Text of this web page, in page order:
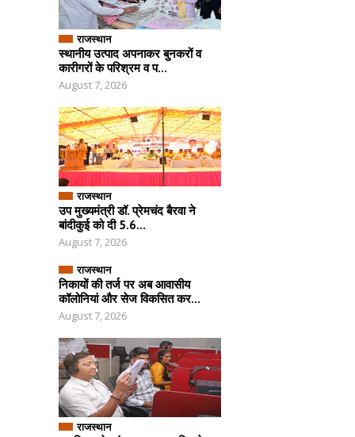
राजस्थान
स्थानीय उत्पाद अपनाकर बुनकरों व
कारीगरों के परिश्रम व प...
August 7, 2026
राजस्थान
उप मुख्यमंत्री डॉ. प्रेमचंद बैरवा ने
बांदीकुई को दी 5.6...
August 7, 2026
राजस्थान
निकायों की तर्ज पर अब आवासीय
कॉलोनियां और सेज विकसित कर...
August 7, 2026
राजस्थान